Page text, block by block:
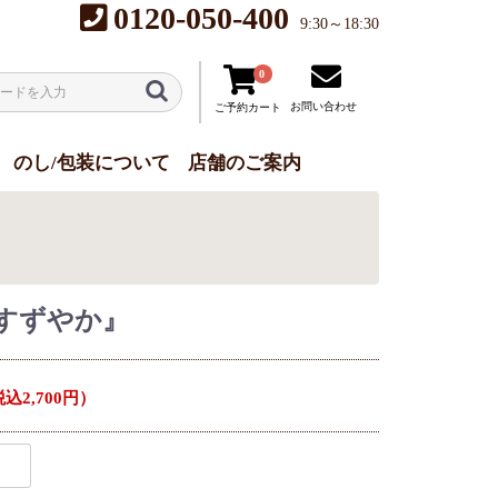
0120-050-400 9:30～18:30
0
ご予約カート お問い合わせ
のし/包装について 店舗のご案内
ずやか』
2,700円）